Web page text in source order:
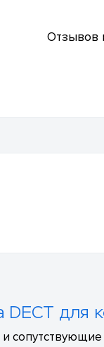
Отзывов
DECT